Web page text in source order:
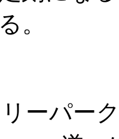
。
ーパー